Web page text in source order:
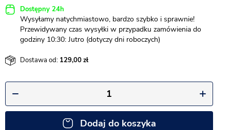
Dostępny 24h
Wysyłamy natychmiastowo, bardzo szybko i sprawnie!
Przewidywany czas wysyłki w przypadku zamówienia do
godziny 10:30: Jutro (dotyczy dni roboczych)
Dostawa od: 129,00
Dodaj do koszyka